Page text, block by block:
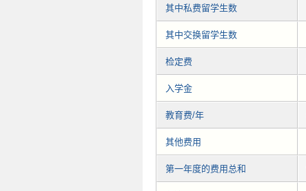
其中私费留学生数
其中交换留学生数
检定费
入学金
教育费/年
其他费用
第一年度的费用总和